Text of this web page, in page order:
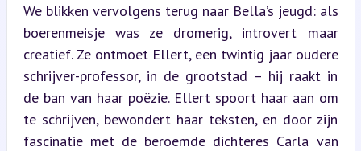
We blikken vervolgens terug naar Bella’s jeugd: als
boerenmeisje was ze dromerig, introvert maar
creatief. Ze ontmoet Ellert, een twintig jaar oudere
schrijver-professor, in de grootstad – hij raakt in
de ban van haar poëzie. Ellert spoort haar aan om
te schrijven, bewondert haar teksten, en door zijn
fascinatie met de beroemde dichteres Carla van